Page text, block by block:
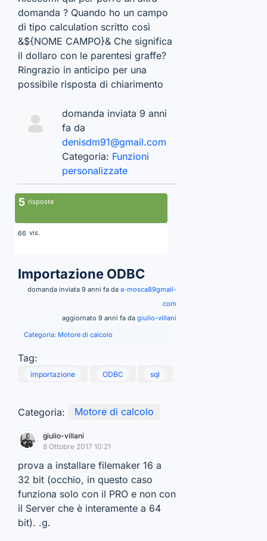
domanda ? Quando ho un campo
di tipo calculation scritto così
&${NOME CAMPO}& Che significa
il dollaro con le parentesi graffe?
Ringrazio in anticipo per una
possibile risposta di chiarimento
domanda inviata 9 anni
fa da
denisdm91@gmail.com
Categoria: Funzioni
personalizzate
5 risposte
66 vis.
Importazione ODBC
domanda inviata 9 anni fa da a-mosca89gmail-
com
aggiornato 9 anni fa da giulio-villani
Categoria: Motore di calcolo
Tag:
importazione ODBC sql
Categoria: Motore di calcolo
giulio-villani
8 Ottobre 2017 10:21
prova a installare filemaker 16 a
32 bit (occhio, in questo caso
funziona solo con il PRO e non con
il Server che è interamente a 64
bit). .g.